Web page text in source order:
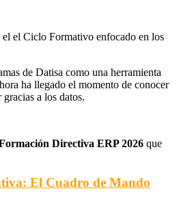
el Ciclo Formativo enfocado en los
de Datisa como una herramienta
ha llegado el momento de conocer
a los datos.
Directiva ERP 2026 que
El Cuadro de Mando